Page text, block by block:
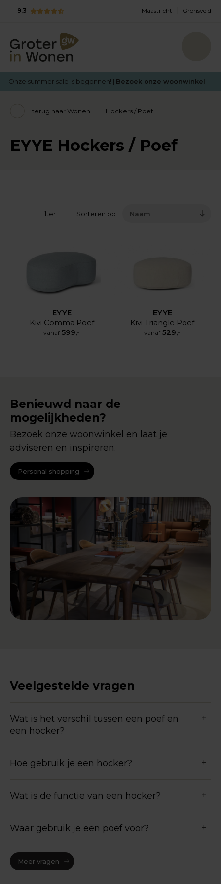
9,3 Maastricht Gronsveld
Onze summer sale is begonnen! | Bezoek onze woonwinkel
terug naar Wonen Hockers / Poef
EYYE Hockers / Poef
Filter Sorteren op Naam
EYYE
Kivi Comma Poef
vanaf 599,-
EYYE
Kivi Triangle Poef
vanaf 529,-
Benieuwd naar de
mogelijkheden?
Bezoek onze woonwinkel en laat je
adviseren en inspireren.
Personal shopping
Veelgestelde vragen
Wat is het verschil tussen een poef en
een hocker?
Hoe gebruik je een hocker?
Wat is de functie van een hocker?
Waar gebruik je een poef voor?
Meer vragen